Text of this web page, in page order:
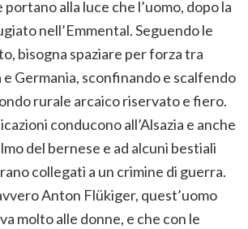
alla luce che l’uomo, dopo la
nell’Emmental. Seguendo le
bisogna spaziare per forza tra
e Germania, sconfinando e scalfendo
rurale arcaico riservato e fiero.
conducono all’Alsazia e anche
del bernese e ad alcuni bestiali
collegati a un crimine di guerra.
Anton Flükiger, quest’uomo
molto alle donne, e che con le